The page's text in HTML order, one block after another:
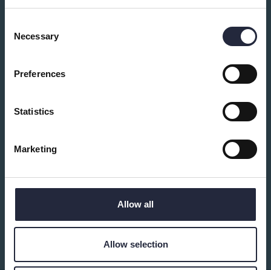
Selection
Necessary
Preferences
Statistics
Marketing
Allow all
Allow selection
för beställning. Café kommer att finnas på gården
längre fram. Använder Krav-märkta kulturspannmål
vid frågor 0738085092